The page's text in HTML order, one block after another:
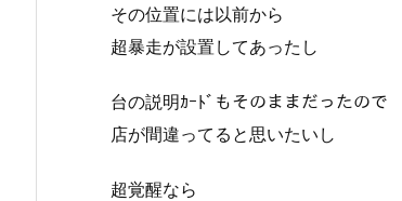
その位置には以前から
超暴走が設置してあったし
台の説明ｶｰﾄﾞもそのままだったので
店が間違ってると思いたいし
超覚醒なら